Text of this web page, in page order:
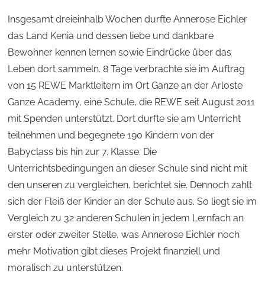
Insgesamt dreieinhalb Wochen durfte Annerose Eichler
das Land Kenia und dessen liebe und dankbare
Bewohner kennen lernen sowie Eindrücke über das
Leben dort sammeln. 8 Tage verbrachte sie im Auftrag
von 15 REWE Marktleitern im Ort Ganze an der Arloste
Ganze Academy, eine Schule, die REWE seit August 2011
mit Spenden unterstützt. Dort durfte sie am Unterricht
teilnehmen und begegnete 190 Kindern von der
Babyclass bis hin zur 7. Klasse. Die
Unterrichtsbedingungen an dieser Schule sind nicht mit
den unseren zu vergleichen, berichtet sie. Dennoch zahlt
sich der Fleiß der Kinder an der Schule aus. So liegt sie im
Vergleich zu 32 anderen Schulen in jedem Lernfach an
erster oder zweiter Stelle, was Annerose Eichler noch
mehr Motivation gibt dieses Projekt finanziell und
moralisch zu unterstützen.